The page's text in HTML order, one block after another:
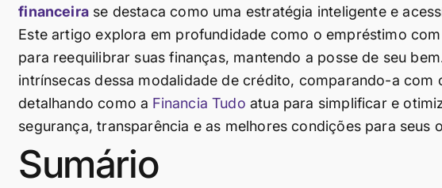
financeira se destaca como uma estratégia inteligente e
Este artigo explora em profundidade como o empréstimo
para reequilibrar suas finanças, mantendo a posse de seu
intrínsecas dessa modalidade de crédito, comparando-a com
detalhando como a Financia Tudo atua para simplificar e
segurança, transparência e as melhores condições para seus
Sumário